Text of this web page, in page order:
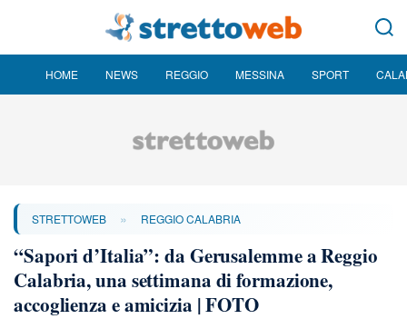
HOME NEWS REGGIO MESSINA SPORT
STRETTOWEB » REGGIO CALABRIA
“Sapori d’Italia”: da Gerusalemme a Reggio
Calabria, una settimana di formazione,
accoglienza e amicizia | FOTO